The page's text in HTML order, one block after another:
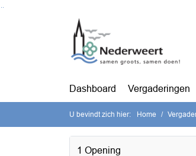
Dashboard Vergaderingen
U bevindt zich hier: Home
1 Opening